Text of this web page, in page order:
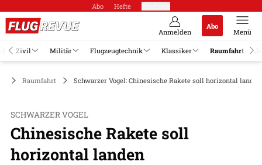
Abo Hefte
Anmelden
Abo
Menü
Zivil Militär Flugzeugtechnik Klassiker Raumfahrt
Raumfahrt Schwarzer Vogel: Chinesische Rakete soll horizontal landen
SCHWARZER VOGEL
Chinesische Rakete soll
horizontal landen